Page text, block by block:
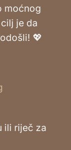
moćnog
je da
💖
ili riječ za